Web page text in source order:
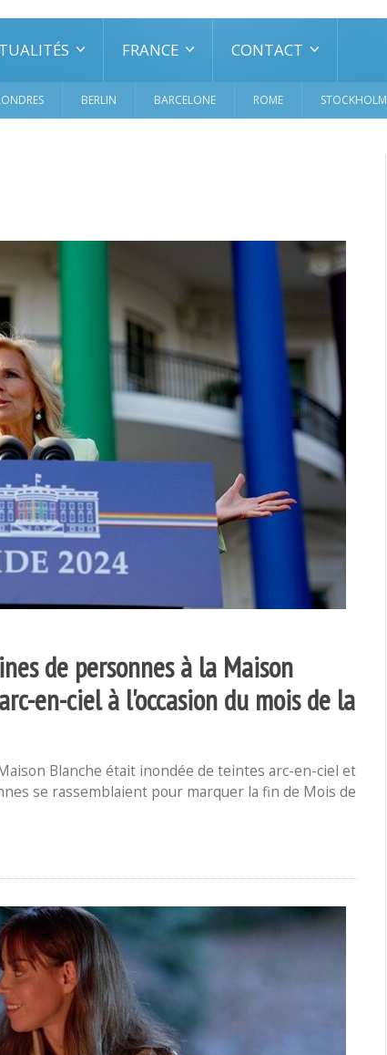
FRANCE CONTACT
BERLIN BARCELONE ROME STOCKHOLM
de personnes à la Maison
en-ciel à l'occasion du mois de la
Blanche était inondée de teintes arc-en-ciel et
se rassemblaient pour marquer la fin de Mois de